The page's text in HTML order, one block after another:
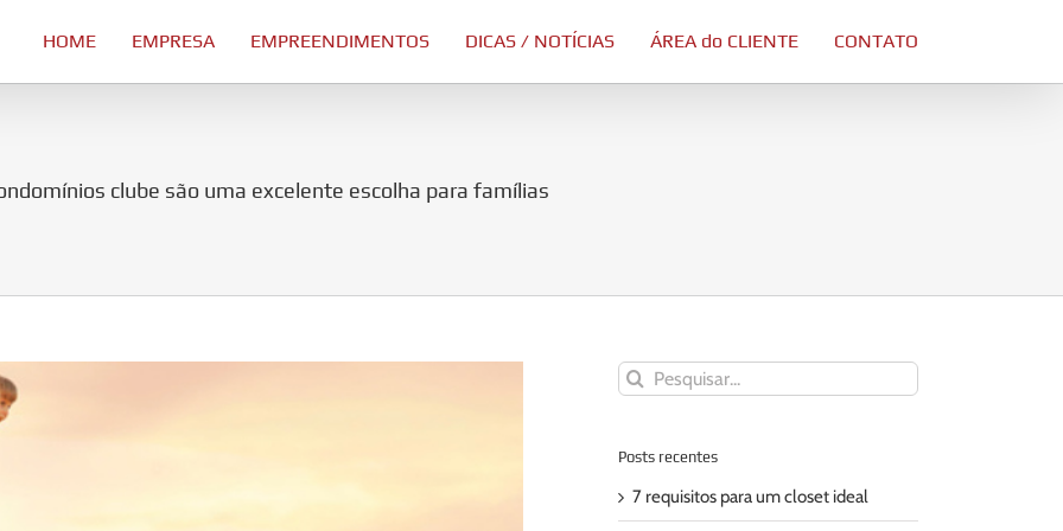
HOME EMPRESA EMPREENDIMENTOS DICAS / NOTÍCIAS ÁREA do CLIENTE CONTATO
clube são uma excelente escolha para famílias
Buscar
resultados
Posts recentes
7 requisitos para um closet ideal